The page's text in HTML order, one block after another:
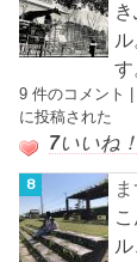
9 件のコメント
に投稿された
7いいね！